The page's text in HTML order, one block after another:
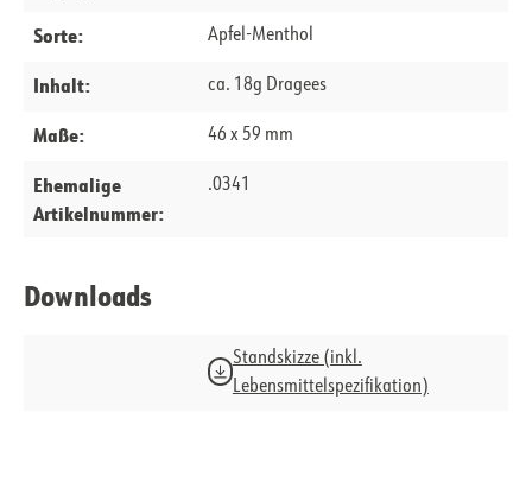
Sorte: Apfel-Menthol
Inhalt: ca. 18g Dragees
Maße: 46 x 59 mm
Ehemalige
Artikelnummer:
.0341
Downloads
Standskizze (inkl.
Lebensmittelspezifikation)